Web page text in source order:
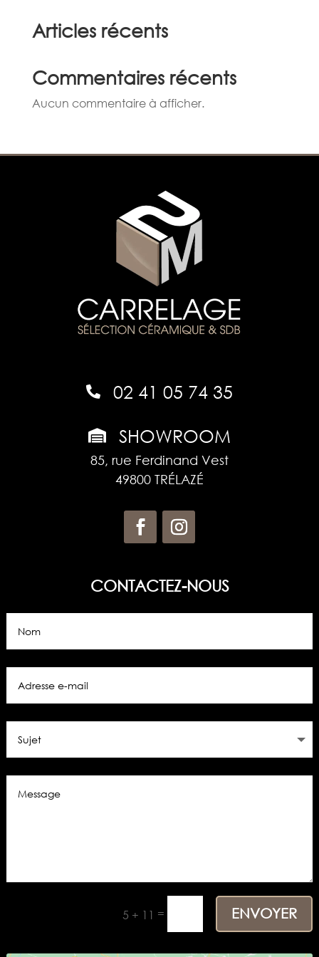
Articles récents
Commentaires récents
Aucun commentaire à afficher.
 02 41 05 74 35
 SHOWROOM
85, rue Ferdinand Vest
49800 TRÉLAZÉ
CONTACTEZ-NOUS
5 + 11 = ENVOYER